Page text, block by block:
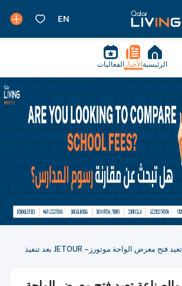
الرئيسية الأخبار الفعاليات
وزارة التجارة والصناعة تعيد فتح معرض الواحة موتورز – JETOUR بعد تنفيذ